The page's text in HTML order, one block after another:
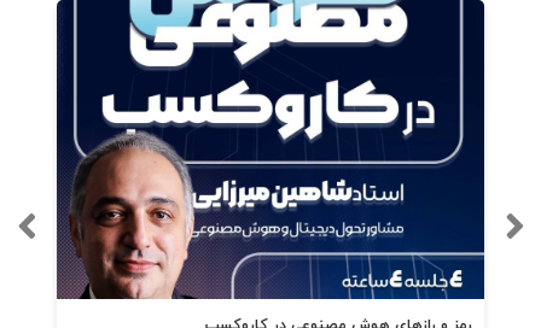
چالش 6: رفتار غیرمحترمانه مشاهده نشده، ولی
چالش 7: کارکنان با عملکرد بالا که توجه‌ طلب
چالش 8: آشفتگی در زندگی خصوصی